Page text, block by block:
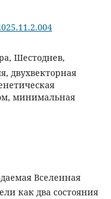
Шестоднев,
двухвекторная
минимальная
Вселенная
как два состояния